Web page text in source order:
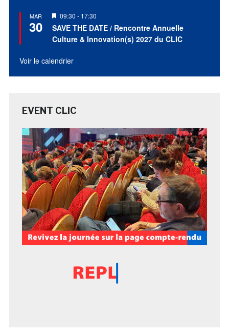
MAR
30
Mis
en
avant
09:30 - 17:30
SAVE THE DATE / Rencontre Annuelle
Culture & Innovation(s) 2027 du CLIC
Voir le calendrier
EVENT CLIC